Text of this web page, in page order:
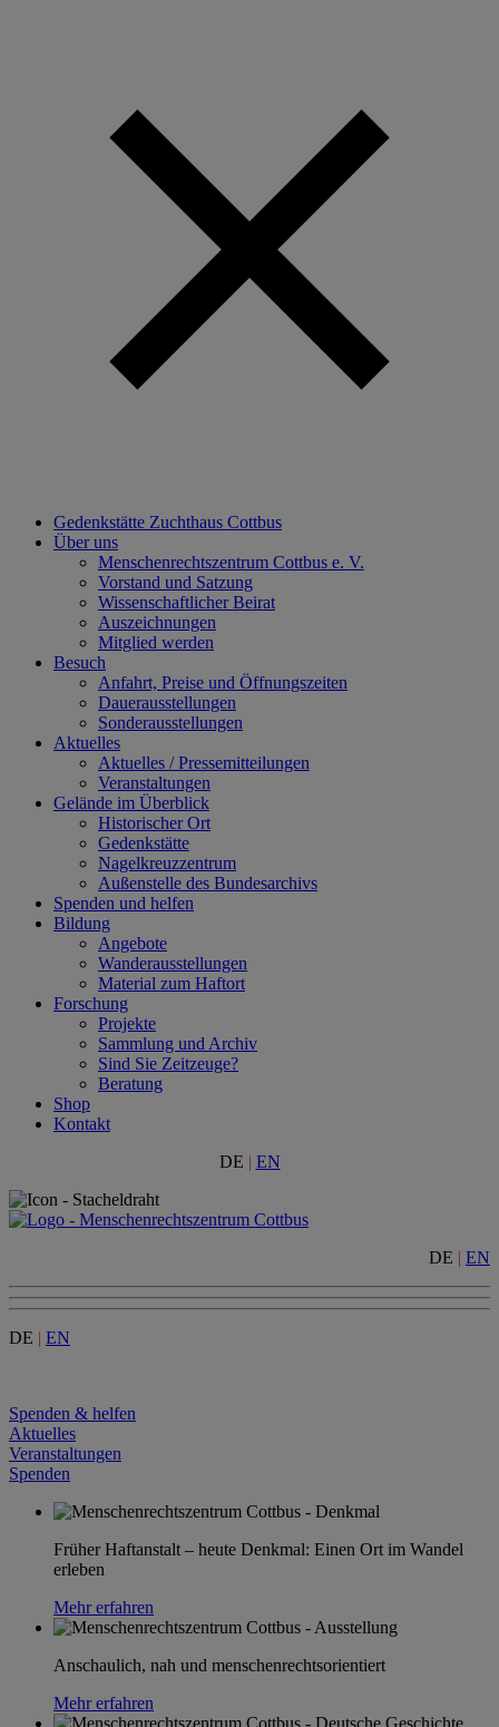
Gedenkstätte Zuchthaus Cottbus
Über uns
Menschenrechtszentrum Cottbus e. V.
Vorstand und Satzung
Wissenschaftlicher Beirat
Auszeichnungen
Mitglied werden
Besuch
Anfahrt, Preise und Öffnungszeiten
Dauerausstellungen
Sonderausstellungen
Aktuelles
Aktuelles / Pressemitteilungen
Veranstaltungen
Gelände im Überblick
Historischer Ort
Gedenkstätte
Nagelkreuzzentrum
Außenstelle des Bundesarchivs
Spenden und helfen
Bildung
Angebote
Wanderausstellungen
Material zum Haftort
Forschung
Projekte
Sammlung und Archiv
Sind Sie Zeitzeuge?
Beratung
Shop
Kontakt
DE | EN
DE | EN
DE | EN
Spenden & helfen
Aktuelles
Veranstaltungen
Spenden
Früher Haftanstalt – heute Denkmal: Einen Ort im Wandel
erleben
Mehr erfahren
Anschaulich, nah und menschenrechtsorientiert
Mehr erfahren